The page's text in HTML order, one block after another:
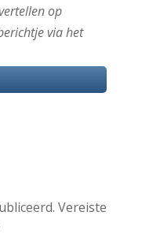
op
via het
Vereiste